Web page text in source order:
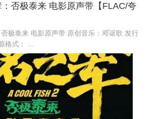
否极泰来 电影原声带【FLAC/夸
极泰来 电影原声带 原创音乐：邓讴歌 发行
格式： ...